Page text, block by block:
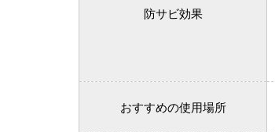
防サビ効果
おすすめの使用場所